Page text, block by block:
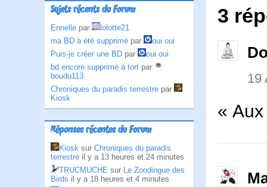
Sujets récents du Forum
Ennelle par
lolotte21
ma BD à été supprimé par
oui oui
Puis-je créer une BD par
oui oui
bd encore supprimé à tort par
boudu113
Chroniques du paradis terrestre par
Kiosk
Réponses récentes du Forum
Kiosk sur Chroniques du paradis
terrestre il y a 13 heures et 24 minutes
TRUCMUCHE sur Le Zoodingue des
Birds il y a 18 heures et 4 minutes
3
19
«